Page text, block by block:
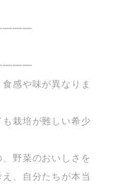
感や味が異なりま
栽培が難しい希少
野菜のおいしさを
、自分たちが本当